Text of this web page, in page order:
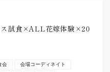
ス試食×ALL花嫁体験×20
会
会場コーディネイト